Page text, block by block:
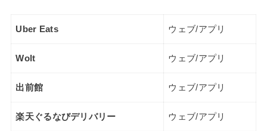
Uber Eats ウェブ/アプリ
Wolt ウェブ/アプリ
出前館 ウェブ/アプリ
楽天ぐるなびデリバリー ウェブ/アプリ